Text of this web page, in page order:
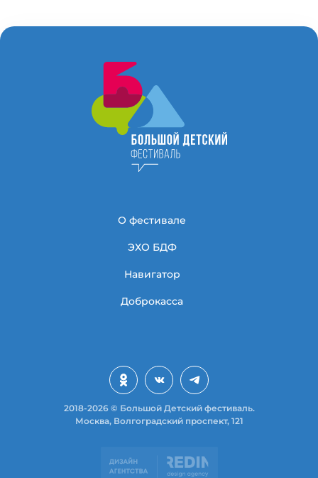
О фестивале
ЭХО БДФ
Навигатор
Доброкасса
2018-2026 © Большой Детский фестиваль.
Москва, Волгоградский проспект, 121